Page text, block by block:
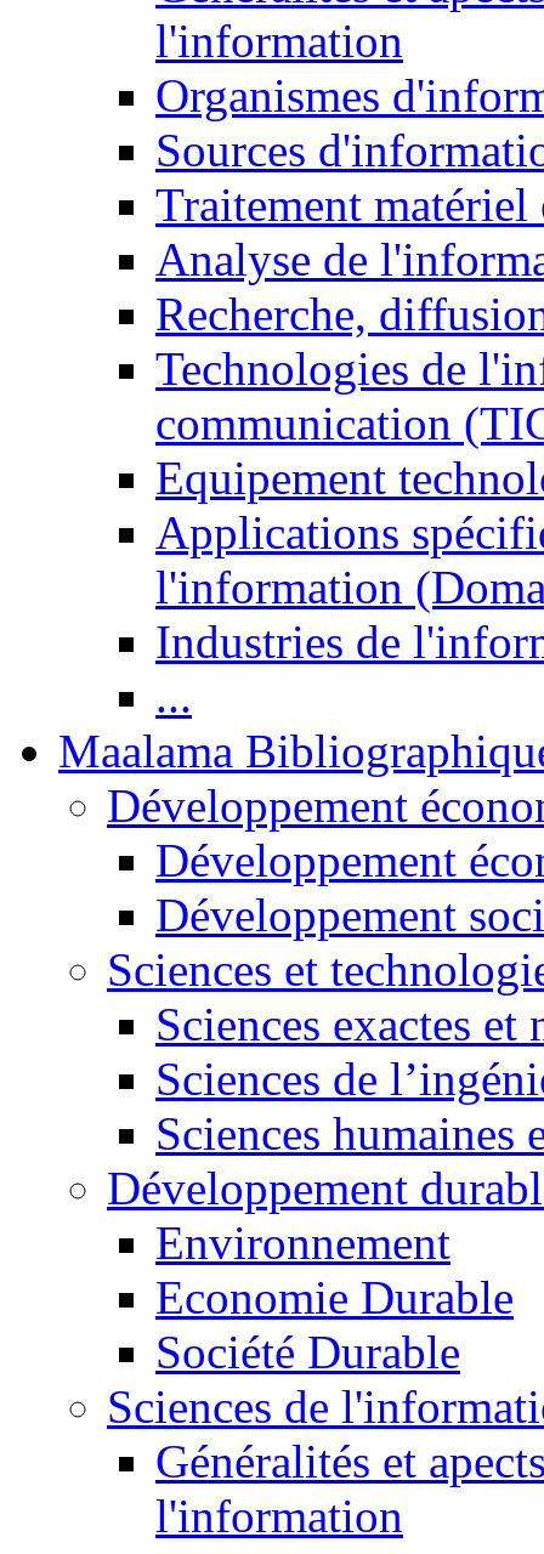
l'information
Organismes
Sources
Traitement matériel
Analyse de
Recherche,
Technologies de
communication
Equipement
Applications
l'information
Industries de
...
Maalama
Développement
Développement
Développement
Sciences et
Sciences exactes et
Sciences de
Sciences humaines
Développement
Environnement
Economie Durable
Société Durable
Sciences de
Généralités et
l'information